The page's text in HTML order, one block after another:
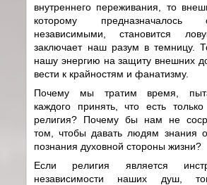
внутреннего переживания, то
которому предназначалось
независимыми, становится
заключает наш разум в темницу.
нашу энергию на защиту внешних
вести к крайностям и фанатизму.
Почему мы тратим время,
каждого принять, что есть
религия? Почему бы нам не
том, чтобы давать людям знания
познания духовной стороны жизни?
Если религия является
независимости наших душ,